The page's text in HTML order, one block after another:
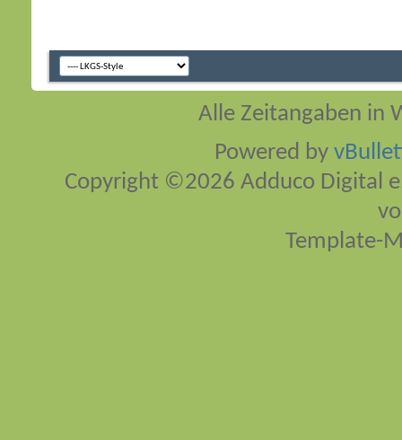
Alle Zeitangaben in
Powered by
Copyright ©2026 Adduco Digital
Template-